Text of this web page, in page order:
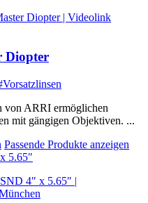
Diopter
von ARRI ermöglichen
mit gängigen Objektiven. ...
Passende Produkte anzeigen
5.65″